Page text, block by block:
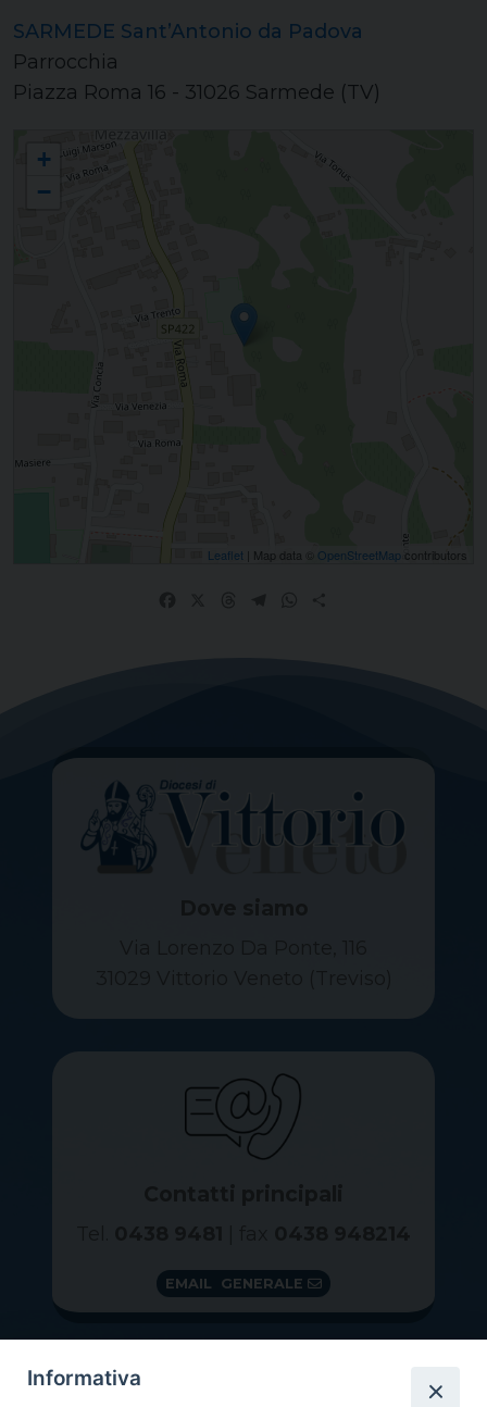
SARMEDE Sant’Antonio da Padova
Parrocchia
Piazza Roma 16 - 31026 Sarmede (TV)
Unità Pastorale "Pedemontana Nord"
+
−
Leaflet | Map data © OpenStreetMap contributors
EMAIL GENERALE
Informativa